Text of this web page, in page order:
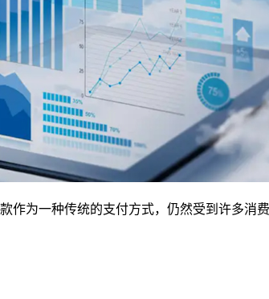
作为一种传统的支付方式，仍然受到许多消